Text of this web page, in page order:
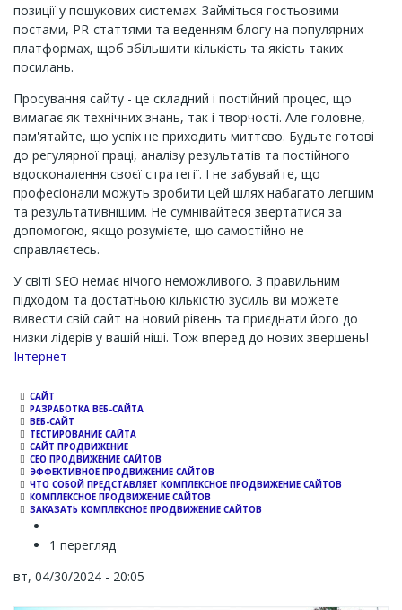
позиції у пошукових системах. Займіться гостьовими
постами, PR-статтями та веденням блогу на популярних
платформах, щоб збільшити кількість та якість таких
посилань.
Просування сайту - це складний і постійний процес, що
вимагає як технічних знань, так і творчості. Але головне,
пам'ятайте, що успіх не приходить миттєво. Будьте готові
до регулярної праці, аналізу результатів та постійного
вдосконалення своєї стратегії. І не забувайте, що
професіонали можуть зробити цей шлях набагато легшим
та результативнішим. Не сумнівайтеся звертатися за
допомогою, якщо розумієте, що самостійно не
справляєтесь.
У світі SEO немає нічого неможливого. З правильним
підходом та достатньою кількістю зусиль ви можете
вивести свій сайт на новий рівень та приєднати його до
низки лідерів у вашій ніші. Тож вперед до нових звершень!
Channel
Інтернет
САЙТ
РАЗРАБОТКА ВЕБ-САЙТА
ВЕБ-САЙТ
ТЕСТИРОВАНИЕ САЙТА
САЙТ ПРОДВИЖЕНИЕ
СЕО ПРОДВИЖЕНИЕ САЙТОВ
ЭФФЕКТИВНОЕ ПРОДВИЖЕНИЕ САЙТОВ
ЧТО СОБОЙ ПРЕДСТАВЛЯЕТ КОМПЛЕКСНОЕ ПРОДВИЖЕНИЕ САЙТОВ
КОМПЛЕКСНОЕ ПРОДВИЖЕНИЕ САЙТОВ
ЗАКАЗАТЬ КОМПЛЕКСНОЕ ПРОДВИЖЕНИЕ САЙТОВ
1 перегляд
вт, 04/30/2024 - 20:05